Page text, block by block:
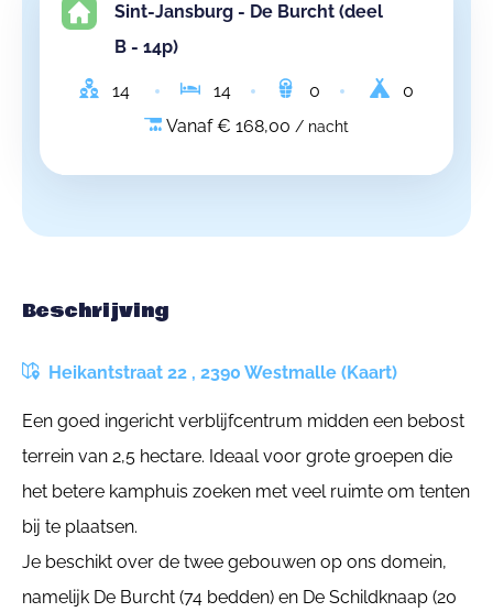
Sint-Jansburg - De Burcht (deel
B - 14p)
14 14 0
0
Vanaf € 168,00 / nacht
Beschrijving
Heikantstraat 22 , 2390 Westmalle (Kaart)
Een goed ingericht verblijfcentrum midden een bebost
terrein van 2,5 hectare. Ideaal voor grote groepen die
het betere kamphuis zoeken met veel ruimte om tenten
bij te plaatsen.
Je beschikt over de twee gebouwen op ons domein,
namelijk De Burcht (74 bedden) en De Schildknaap (20